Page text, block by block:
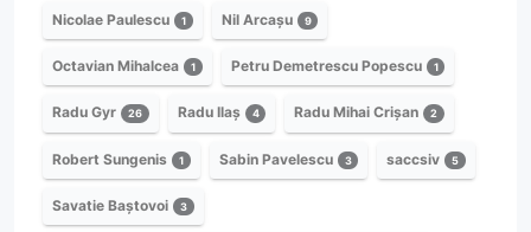
Nicolae Paulescu 1 Nil Arcașu 9
Octavian Mihalcea 1 Petru Demetrescu Popescu 1
Radu Gyr 26 Radu Ilaș 4 Radu Mihai Crișan 2
Robert Sungenis 1 Sabin Pavelescu 3 saccsiv 5
Savatie Baștovoi 3